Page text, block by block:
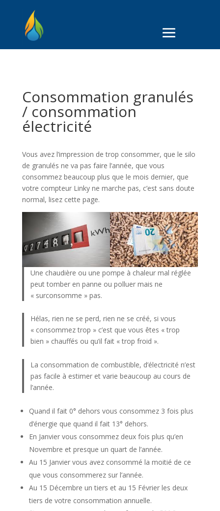
Consommation granulés
/ consommation
électricité
Vous avez l’impression de trop consommer, que le silo
de granulés ne va pas faire l’année, que vous
consommez beaucoup plus que le mois dernier, que
votre compteur Linky ne marche pas, c’est sans doute
normal, lisez cette page.
Une chaudière ou une pompe à chaleur mal réglée
peut tomber en panne ou polluer mais ne
« surconsomme » pas.
Hélas, rien ne se perd, rien ne se créé, si vous
« consommez trop » c’est que vous êtes « trop
bien » chauffés ou qu’il fait « trop froid ».
La consommation de combustible, d’électricité n’est
pas facile à estimer et varie beaucoup au cours de
l’année.
Quand il fait 0° dehors vous consommez 3 fois plus
d’énergie que quand il fait 13° dehors.
En Janvier vous consommez deux fois plus qu’en
Novembre et presque un quart de l’année.
Au 15 Janvier vous avez consommé la moitié de ce
que vous consommerez sur l’année.
Au 15 Décembre un tiers et au 15 Février les deux
tiers de votre consommation annuelle.